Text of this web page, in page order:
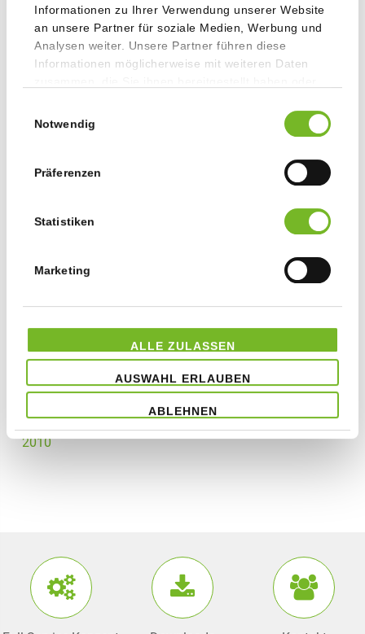
Informationen zu Ihrer Verwendung unserer Website
an unsere Partner für soziale Medien, Werbung und
Analysen weiter. Unsere Partner führen diese
Informationen möglicherweise mit weiteren Daten
gesammelt haben.
Notwendig
Präferenzen
Statistiken
Marketing
ALLE ZULASSEN
AUSWAHL ERLAUBEN
ABLEHNEN
2020
2019
2015
2014
2012
2011
2010